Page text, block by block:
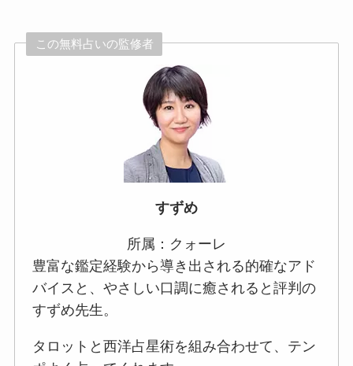
この無料占いの監修者
すずめ
所属：クォーレ
豊富な鑑定経験から導き出される的確なアド
バイスと、やさしい口調に癒されると評判の
すずめ先生。
タロットと西洋占星術を組み合わせて、テン